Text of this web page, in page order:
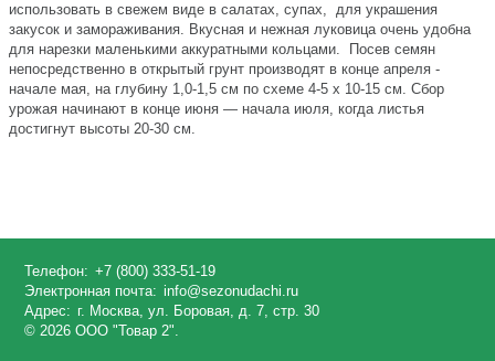
использовать в свежем виде в салатах, супах, для украшения
закусок и замораживания. Вкусная и нежная луковица очень удобна
для нарезки маленькими аккуратными кольцами. Посев семян
непосредственно в открытый грунт производят в конце апреля -
начале мая, на глубину 1,0-1,5 см по схеме 4-5 х 10-15 см. Сбор
урожая начинают в конце июня — начала июля, когда листья
достигнут высоты 20-30 см.
Телефон: +7 (800) 333-51-19
Электронная почта: info@sezonudachi.ru
Адрес: г. Москва, ул. Боровая, д. 7, стр. 30
© 2026 ООО "Товар 2".